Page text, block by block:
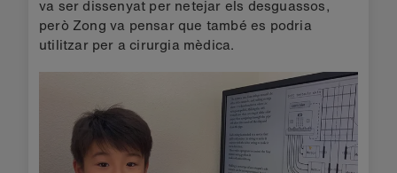
va ser dissenyat per netejar els desguassos,
però Zong va pensar que també es podria
utilitzar per a cirurgia mèdica.